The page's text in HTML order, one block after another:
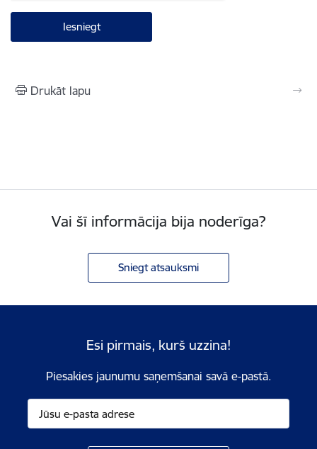
Drukāt lapu
Vai šī informācija bija noderīga?
Sniegt atsauksmi
Esi pirmais, kurš uzzina!
Piesakies jaunumu saņemšanai savā e-pastā.